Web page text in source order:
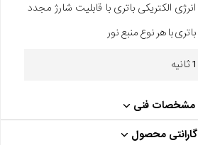
انرژی الکتریکی باتری با قابلیت شارژ مجدد
باتری با هر نوع منبع نور
1 ثانیه
مشخصات فنی
گارانتی محصول